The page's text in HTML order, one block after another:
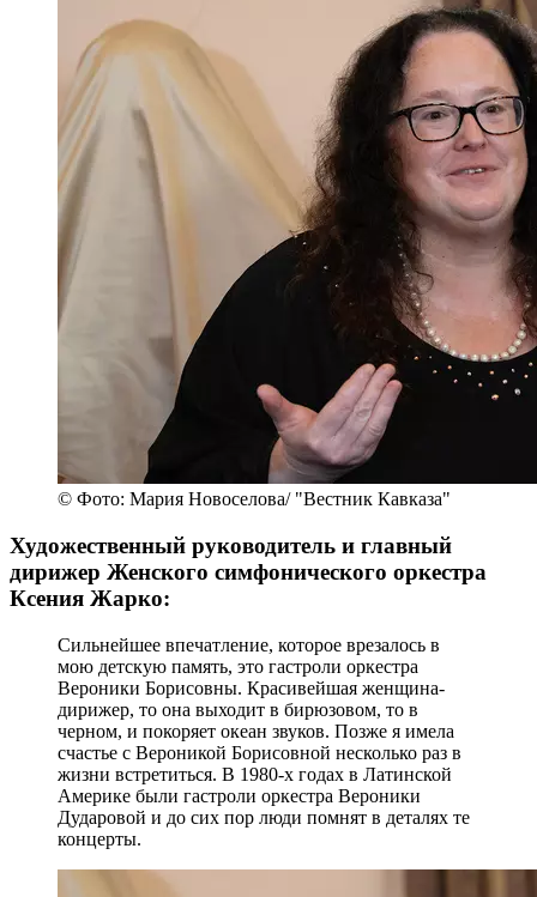
© Фото: Мария Новоселова/ "Вестник Кавказа"
Художественный руководитель и главный
дирижер Женского симфонического оркестра
Ксения Жарко:
Сильнейшее впечатление, которое врезалось в
мою детскую память, это гастроли оркестра
Вероники Борисовны. Красивейшая женщина-
дирижер, то она выходит в бирюзовом, то в
черном, и покоряет океан звуков. Позже я имела
счастье с Вероникой Борисовной несколько раз в
жизни встретиться. В 1980-х годах в Латинской
Америке были гастроли оркестра Вероники
Дударовой и до сих пор люди помнят в деталях те
концерты.